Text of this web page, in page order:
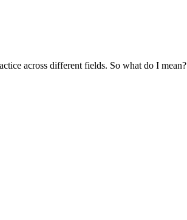
across different fields. So what do I mean?